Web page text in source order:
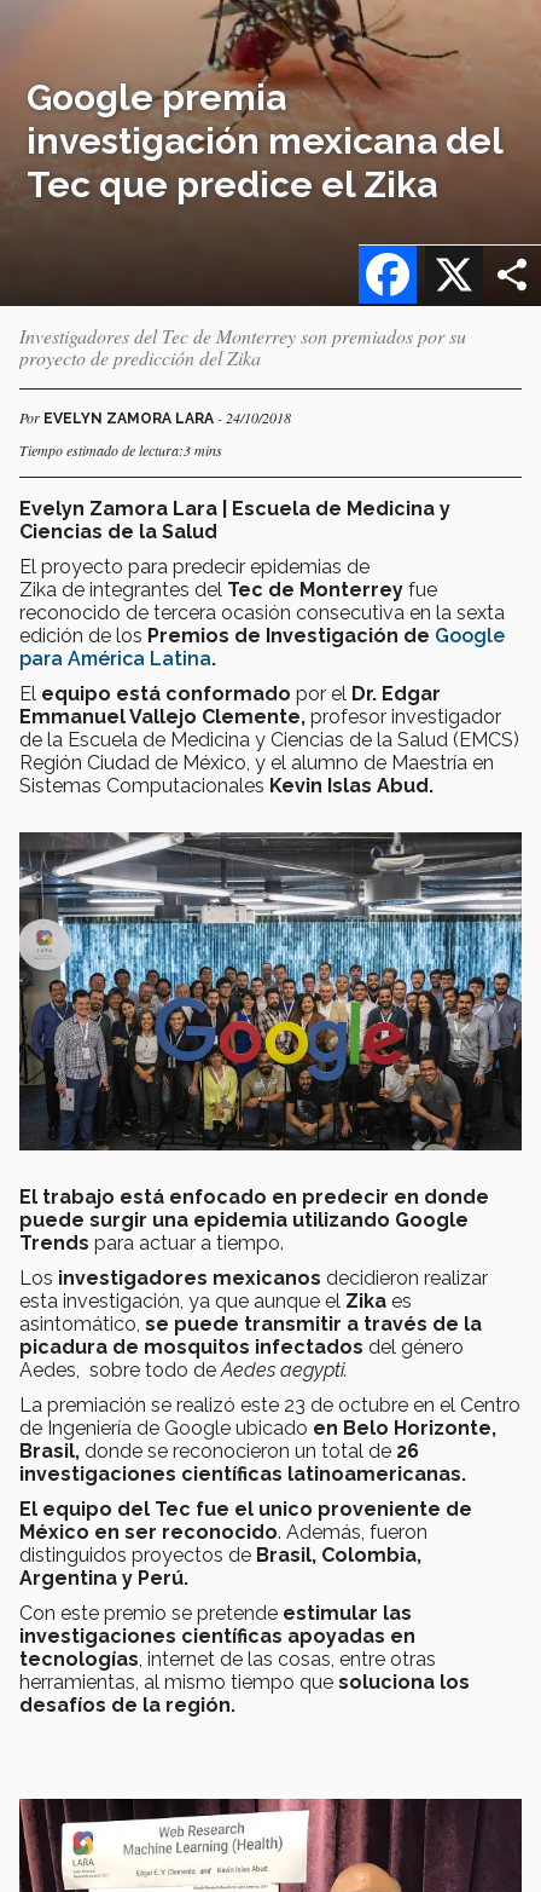
Google premia
investigación mexicana del
Tec que predice el Zika
X
Facebook
Investigadores del Tec de Monterrey son premiados por su
proyecto de predicción del Zika
Por EVELYN ZAMORA LARA - 24/10/2018
Tiempo estimado de lectura:3 mins
Evelyn Zamora Lara | Escuela de Medicina y
Ciencias de la Salud
El proyecto para predecir epidemias de
Zika de integrantes del Tec de Monterrey fue
reconocido de tercera ocasión consecutiva en la sexta
edición de los Premios de Investigación de Google
para América Latina.
El equipo está conformado por el Dr. Edgar
Emmanuel Vallejo Clemente, profesor investigador
de la Escuela de Medicina y Ciencias de la Salud (EMCS)
Región Ciudad de México, y el alumno de Maestría en
Sistemas Computacionales Kevin Islas Abud.
El trabajo está enfocado en predecir en donde
puede surgir una epidemia utilizando Google
Trends para actuar a tiempo.
Los investigadores mexicanos decidieron realizar
esta investigación, ya que aunque el Zika es
asintomático, se puede transmitir a través de la
picadura de mosquitos infectados del género
Aedes, sobre todo deAedes aegypti.
La premiación se realizó este 23 de octubre en el Centro
de Ingeniería de Google ubicado en Belo Horizonte,
Brasil, donde se reconocieron un total de 26
investigaciones científicas latinoamericanas.
El equipo del Tec fue el unico proveniente de
México en ser reconocido. Además, fueron
distinguidos proyectos de Brasil, Colombia,
Argentina y Perú.
Con este premio se pretende estimular las
investigaciones científicas apoyadas en
tecnologías, internet de las cosas, entre otras
herramientas, al mismo tiempo que soluciona los
desafíos de la región.